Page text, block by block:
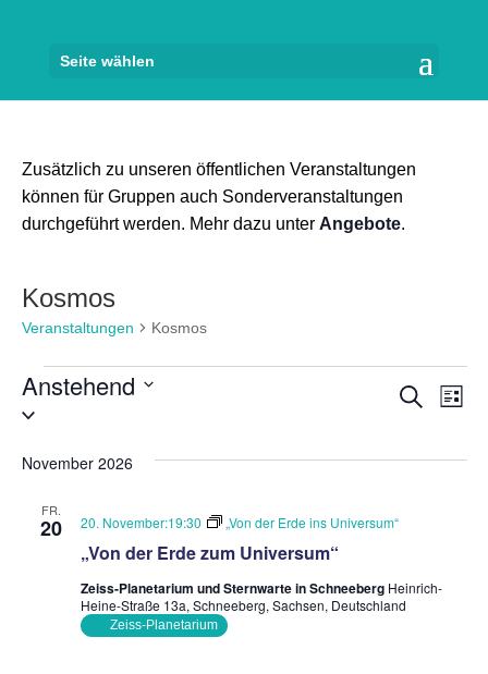
Seite wählen
Zusätzlich zu unseren öffentlichen Veranstaltungen
können für Gruppen auch Sonderveranstaltungen
durchgeführt werden. Mehr dazu unter Angebote.
Kosmos
Veranstaltungen Kosmos
Veranstaltungen
und
Suche
Liste
Anstehend
Datum
November 2026
FR.
20
„Von der Erde zum Universum“
20. November:19:30 „Von der Erde ins Universum“
Zeiss-Planetarium und Sternwarte in Schneeberg Heinrich-
Heine-Straße 13a, Schneeberg, Sachsen, Deutschland
Zeiss-Planetarium